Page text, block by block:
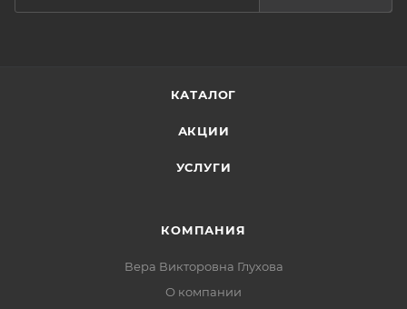
КАТАЛОГ
АКЦИИ
УСЛУГИ
КОМПАНИЯ
Вера Викторовна Глухова
О компании